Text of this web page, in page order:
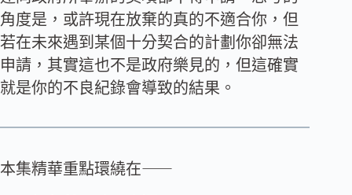
角度是，或許現在放棄的真的不適合你，但
若在未來遇到某個十分契合的計劃你卻無法
申請，其實這也不是政府樂見的，但這確實
就是你的不良紀錄會導致的結果。
本集精華重點環繞在⸺